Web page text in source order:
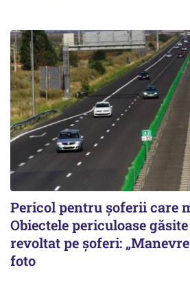
Pericol pentru șoferii care
Obiectele periculoase
revoltat pe șoferi:
foto